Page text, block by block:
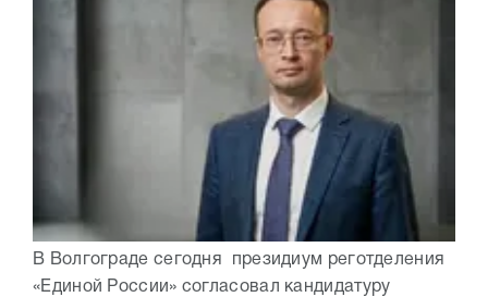
В Волгограде сегодня президиум реготделения
«Единой России» согласовал кандидатуру